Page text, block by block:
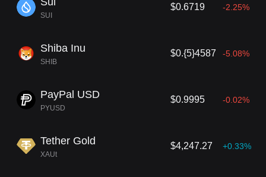
SUI
$0.6719 -2.25%
Shiba Inu
SHIB
$0.{5}4587 -5.08%
PayPal USD
PYUSD
$0.9995 -0.02%
Tether Gold
XAUt
$4,247.27 +0.33%